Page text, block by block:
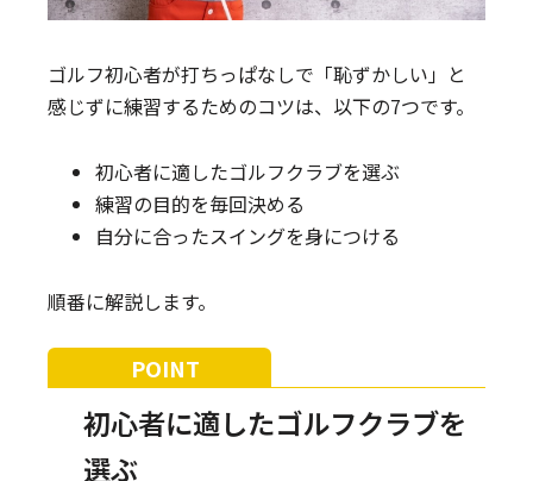
ゴルフ初心者が打ちっぱなしで「恥ずかしい」と
感じずに練習するためのコツは、以下の7つです。
初心者に適したゴルフクラブを選ぶ
練習の目的を毎回決める
自分に合ったスイングを身につける
順番に解説します。
初心者に適したゴルフクラブを
選ぶ